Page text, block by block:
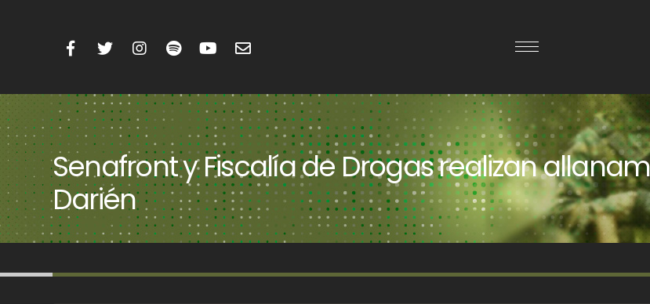
Senafront y Fiscalía de Drogas realizan
Darién